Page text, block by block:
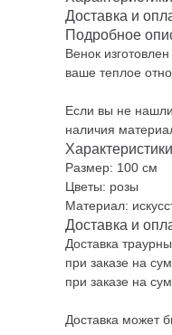
Доставка и
Подробное
Венок
ваше теплое
Если вы не
наличия
Характеристики
Размер: 100 см
Цветы: розы
Материал:
Доставка и
Доставка
при заказе на
при заказе на
Доставка может